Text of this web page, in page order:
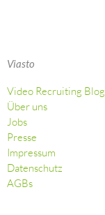
Viasto
Video Recruiting Blog
Über uns
Jobs
Presse
Impressum
Datenschutz
AGBs